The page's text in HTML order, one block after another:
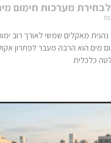
מערכות חימום
מאקלים שמשי לאורך רוב
מים הוא הרבה מעבר לפתרון
כלכלית